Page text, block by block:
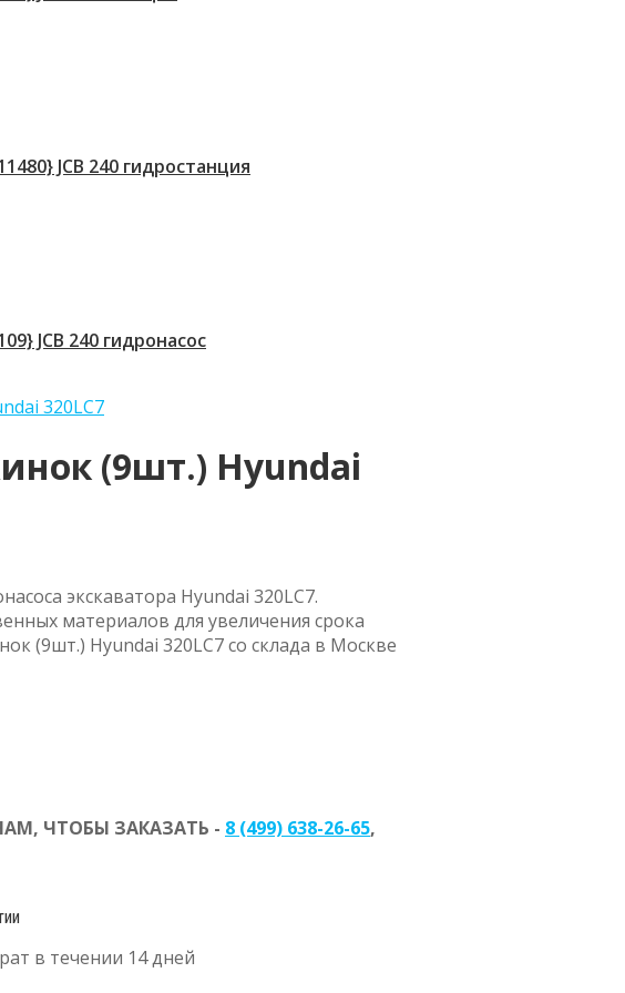
JCB 240 гидростанция
JCB 240 гидронасос
(9шт.) Hyundai
экскаватора Hyundai 320LC7.
материалов для увеличения срока
(9шт.) Hyundai 320LC7 со склада в Москве
ЧТОБЫ ЗАКАЗАТЬ - 8 (499) 638-26-65,
в течении 14 дней